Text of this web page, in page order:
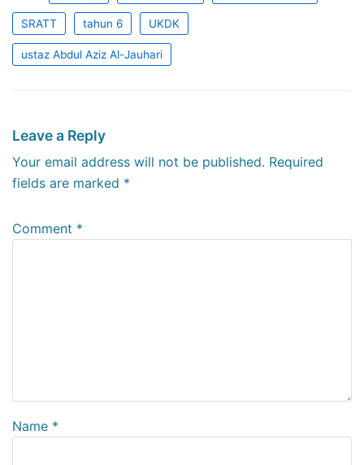
SRATT tahun 6 UKDK
ustaz Abdul Aziz Al-Jauhari
Leave a Reply
Your email address will not be published. Required
fields are marked *
Comment *
Name *